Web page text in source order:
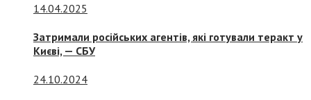
14.04.2025
Затримали російських агентів, які готували теракт у
Києві, — СБУ
24.10.2024